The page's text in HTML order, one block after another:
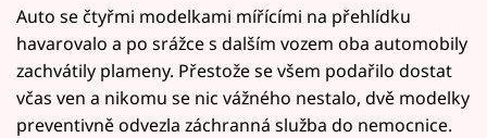
Auto se čtyřmi modelkami mířícími na přehlídku
havarovalo a po srážce s dalším vozem oba automobily
zachvátily plameny. Přestože se všem podařilo dostat
včas ven a nikomu se nic vážného nestalo, dvě modelky
preventivně odvezla záchranná služba do nemocnice.